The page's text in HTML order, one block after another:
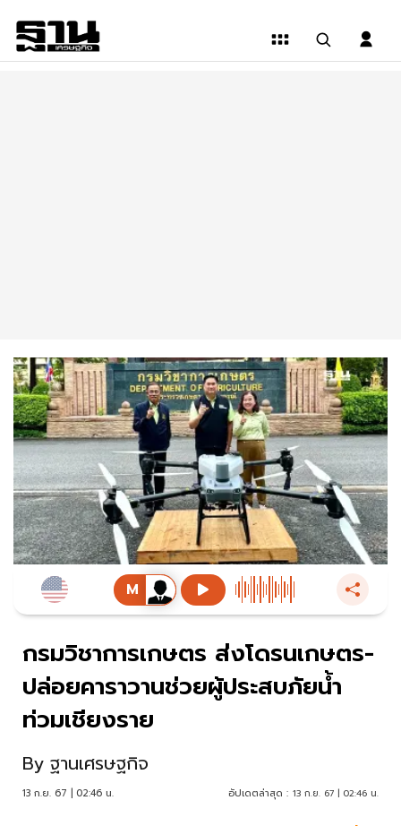
กรมวิชาการเกษตร ส่งโดรนเกษตร-
ปล่อยคาราวานช่วยผู้ประสบภัยน้ำ
ท่วมเชียงราย
By ฐานเศรษฐกิจ
13 ก.ย. 67 | 02:46 น. อัปเดตล่าสุด : 13 ก.ย. 67 | 02:46 น.